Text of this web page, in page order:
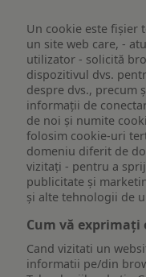
Un cookie este fişier
un site web care, -
utilizator - solicită
dispozitivul dvs.
despre dvs., precum
informații de
de noi și numite
folosim cookie-uri
domeniu diferit de
vizitați - pentru a
publicitate și
și alte tehnologii de
Cum vă
Cand vizitati un
informatii pe/din